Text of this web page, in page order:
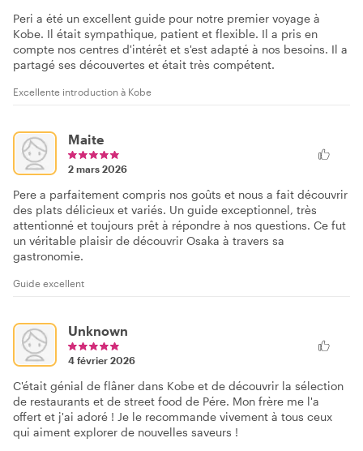
Peri a été un excellent guide pour notre premier voyage à
Kobe. Il était sympathique, patient et flexible. Il a pris en
compte nos centres d'intérêt et s'est adapté à nos besoins. Il a
partagé ses découvertes et était très compétent.
Excellente introduction à Kobe
Maite
2 mars 2026
Pere a parfaitement compris nos goûts et nous a fait découvrir
des plats délicieux et variés. Un guide exceptionnel, très
attentionné et toujours prêt à répondre à nos questions. Ce fut
un véritable plaisir de découvrir Osaka à travers sa
gastronomie.
Guide excellent
Unknown
4 février 2026
C'était génial de flâner dans Kobe et de découvrir la sélection
de restaurants et de street food de Pére. Mon frère me l'a
offert et j'ai adoré ! Je le recommande vivement à tous ceux
qui aiment explorer de nouvelles saveurs !